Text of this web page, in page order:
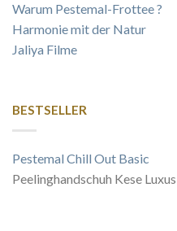
Warum Pestemal-Frottee ?
Harmonie mit der Natur
Jaliya Filme
BESTSELLER
Pestemal Chill Out Basic
Peelinghandschuh Kese Luxus